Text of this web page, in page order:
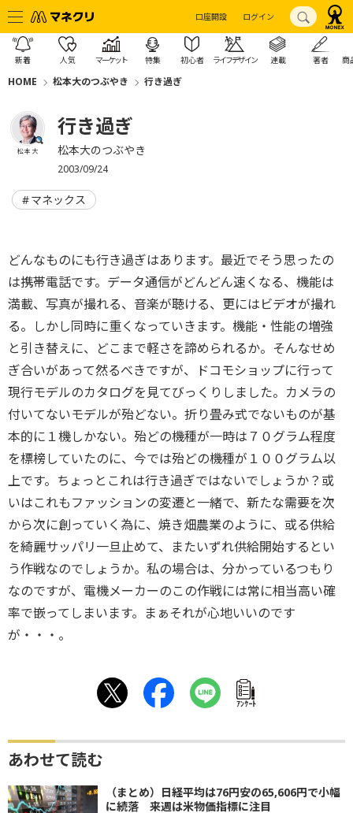
口座開設 ログイン
新着 人気 マーケット 特集 初心者 ライフデザイン 連載 著者 商
HOME 松本大のつぶやき 行き過ぎ
松本 大
行き過ぎ
松本大のつぶやき
2003/09/24
マネックス
どんなものにも行き過ぎはあります。最近でそう思ったの
は携帯電話です。データ通信がどんどん速くなる、機能は
満載、写真が撮れる、音楽が聴ける、更にはビデオが撮れ
る。しかし同時に重くなっていきます。機能・性能の増強
と引き替えに、どこまで軽さを諦められるか。そんなせめ
ぎ合いがあって然るべきですが、ドコモショップに行って
現行モデルのカタログを見てびっくりしました。カメラの
付いてないモデルが殆どない。折り畳み式でないものが基
本的に１機しかない。殆どの機種が一時は７０グラム程度
を標榜していたのに、今では殆どの機種が１００グラム以
上です。ちょっとこれは行き過ぎではないでしょうか？或
いはこれもファッションの変遷と一緒で、新たな需要を次
から次に創っていく為に、焼き畑農業のように、或る供給
を綺麗サッパリ一旦止めて、またいずれ供給開始するとい
う作戦なのでしょうか。私の場合は、分かっているつもり
なのですが、電機メーカーのこの作戦には常に相当高い確
率で嵌ってしまいます。まぁそれが心地いいのです
が・・・。
ｱﾝｹｰﾄ
あわせて読む
（まとめ）日経平均は76円安の65,606円で小幅
に続落 来週は米物価指標に注目